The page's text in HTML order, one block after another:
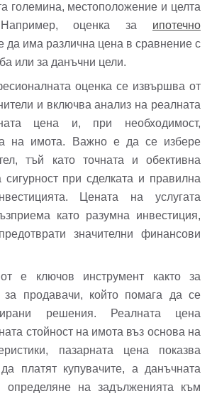
големина, местоположение и целта
оценка за ипотечно
да има различна цена в сравнение с
или за данъчни цели.
оценка се извършва от
и включва анализ на реалната
цена и, при необходимост,
на имота. Важно е да се избере
тъй като точната и обективна
сигурност при сделката и правилна
Цената на услугата
като разумна инвестиция,
значителни финансови
е ключов инструмент както за
за продавачи, който помага да се
решения. Реалната цена
стойност на имота въз основа на
пазарната цена показва
платят купувачите, а данъчната
определяне на задълженията към